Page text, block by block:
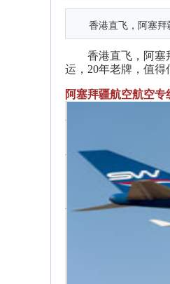
香港直飞，阿塞拜
香港直飞， 阿塞
运 ，20年老牌，值得
阿塞拜疆航空航空专